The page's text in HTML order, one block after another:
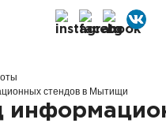
стендов в Мытищи